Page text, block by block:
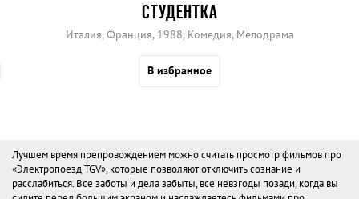
СТУДЕНТКА
Италия, Франция, 1988, Комедия, Мелодрама
В избранное
Лучшем время препровождением можно считать просмотр фильмов про
«Электропоезд TGV», которые позволяют отключить сознание и
расслабиться. Все заботы и дела забыты, все невзгоды позади, когда вы